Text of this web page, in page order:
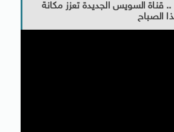
قناة السويس الجديدة تعزز مكانة
الصباح